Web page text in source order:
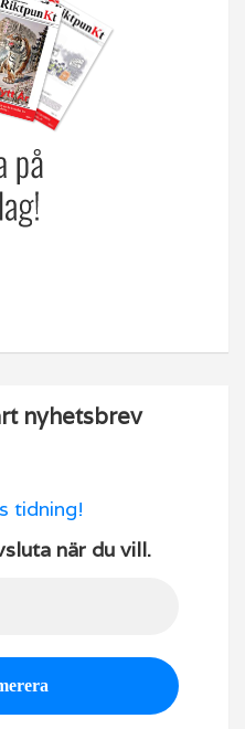
nyhetsbrev
tidning!
när du vill.